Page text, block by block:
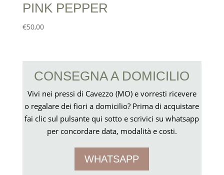
a
PINK PEPPER
€50,00
CONSEGNA A DOMICILIO
Vivi nei pressi di Cavezzo (MO) e vorresti ricevere
o regalare dei fiori a domicilio? Prima di acquistare
fai clic sul pulsante qui sotto e scrivici su whatsapp
per concordare data, modalità e costi.
WHATSAPP